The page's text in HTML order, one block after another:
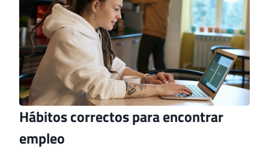
Hábitos correctos para encontrar
empleo